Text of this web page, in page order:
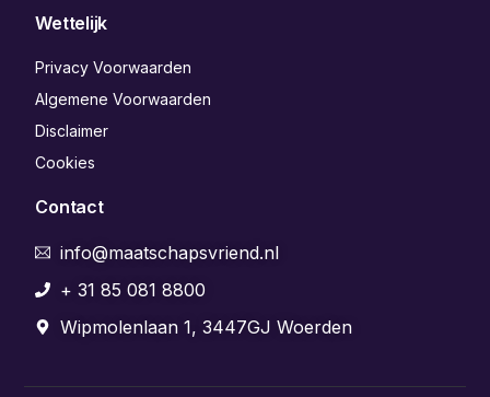
Wettelijk
Privacy Voorwaarden
Algemene Voorwaarden
Disclaimer
Cookies
Contact
info@maatschapsvriend.nl
+ 31 85 081 8800
Wipmolenlaan 1, 3447GJ Woerden